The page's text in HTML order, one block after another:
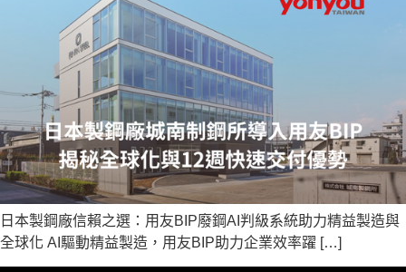
日本製鋼廠信賴之選：用友BIP廢鋼AI判級系統助力精益製造與
全球化 AI驅動精益製造，用友BIP助力企業效率躍 […]